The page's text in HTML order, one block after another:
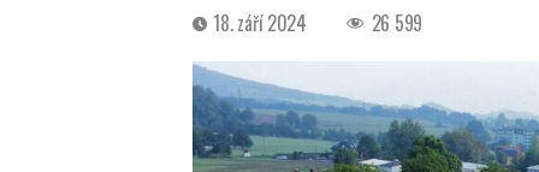
Datum
příspěvku
18. září 2024 26 599